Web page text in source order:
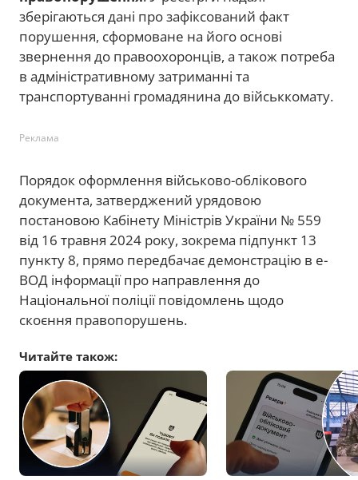
зберігаються дані про зафіксований факт
порушення, сформоване на його основі
звернення до правоохоронців, а також потреба
в адміністративному затриманні та
транспортуванні громадянина до військкомату.
Реклама
Порядок оформлення військово-облікового
документа, затверджений урядовою
постановою Кабінету Міністрів України № 559
від 16 травня 2024 року, зокрема підпункт 13
пункту 8, прямо передбачає демонстрацію в е-
ВОД інформації про направлення до
Національної поліції повідомлень щодо
скоєння правопорушень.
Читайте також: